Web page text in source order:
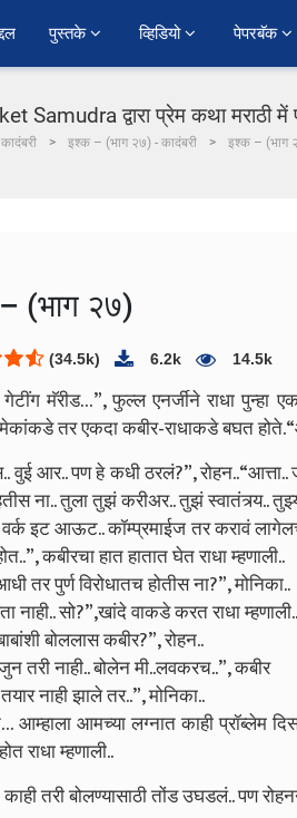
पुस्तके व्हिडियो पेपरबॅक
Samudra द्वारा प्रेम कथा मराठी में
कादंबरी इश्क – (भाग २७) - कादंबरी इश्क – (भाग
(भाग २७)
(34.5k) 6.2k 14.5k
मॅरीड…”, फुल्ल एनर्जीने राधा पुन्हा
तर एकदा कबीर-राधाकडे बघत होते.
वुई आर.. पण हे कधी ठरलं?”, रोहन..“आत्ता..
ना.. तुला तुझं करीअर.. तुझं स्वातंत्र्य..
इट आऊट.. कॉम्प्रमाईज तर करावं
कबीरचा हात हातात घेत राधा म्हणाली..
तर पुर्ण विरोधातच होतीस ना?”, मोनिका..
नाही.. सो?”,खांदे वाकडे करत राधा
बोललास कबीर?”, रोहन..
तरी नाही.. बोलेन मी..लवकरच..”, कबीर
नाही झाले तर..”, मोनिका..
आमच्या लग्नात काही प्रॉब्लेम
राधा म्हणाली..
तरी बोलण्यासाठी तोंड उघडलं.. पण